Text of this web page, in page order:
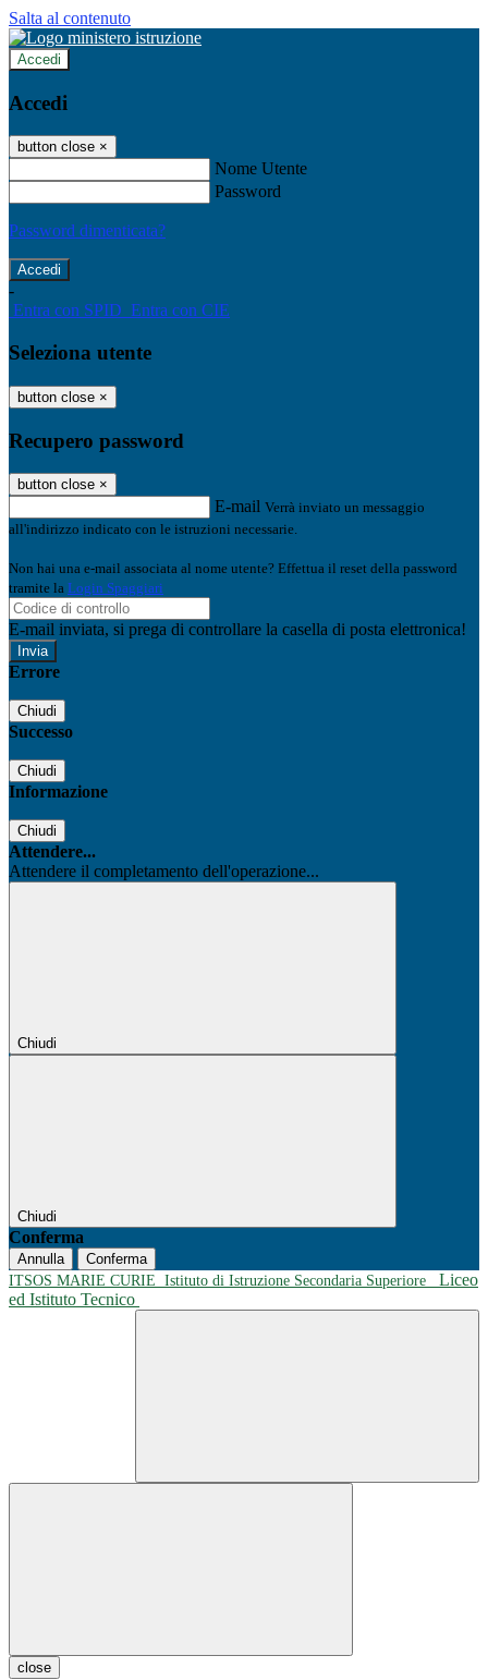
Salta al contenuto
Accedi
Accedi
button close ×
Nome Utente
Password
Password dimenticata?
-
Entra con SPID Entra con CIE
Seleziona utente
button close ×
Recupero password
button close ×
E-mail Verrà inviato un messaggio
all'indirizzo indicato con le istruzioni necessarie.
Non hai una e-mail associata al nome utente? Effettua il reset della password
tramite la Login Spaggiari
E-mail inviata, si prega di controllare la casella di posta elettronica!
Errore
Chiudi
Successo
Chiudi
Informazione
Chiudi
Attendere...
Attendere il completamento dell'operazione...
Chiudi
Chiudi
Conferma
Annulla
Conferma
ITSOS MARIE CURIE Istituto di Istruzione Secondaria Superiore
Liceo
ed Istituto Tecnico
close